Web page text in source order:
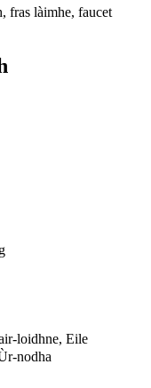
fras làimhe, faucet
loidhne, Eile
nodha